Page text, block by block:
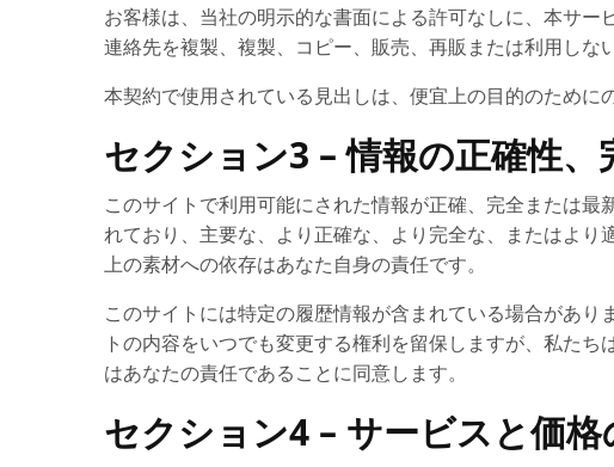
お客様は、当社の明示的な書面による許可なしに、本サ
連絡先を複製、複製、コピー、販売、再販または利用しな
本契約で使用されている見出しは、便宜上の目的のために
セクション3 – 情報の正確性
このサイトで利用可能にされた情報が正確、完全または
れており、主要な、より正確な、より完全な、またはよ
上の素材への依存はあなた自身の責任です。
このサイトには特定の履歴情報が含まれている場合があ
トの内容をいつでも変更する権利を留保しますが、私た
はあなたの責任であることに同意します。
セクション4 – サービスと価格